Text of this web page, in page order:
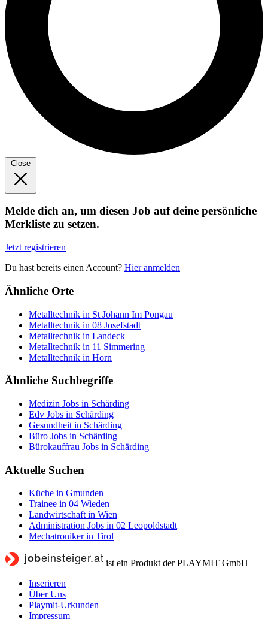
Close
Melde dich an, um diesen Job auf deine persönliche
Merkliste zu setzen.
Jetzt registrieren
Du hast bereits einen Account? Hier anmelden
Ähnliche Orte
Metalltechnik in St Johann Im Pongau
Metalltechnik in 08 Josefstadt
Metalltechnik in Landeck
Metalltechnik in 11 Simmering
Metalltechnik in Horn
Ähnliche Suchbegriffe
Medizin Jobs in Schärding
Edv Jobs in Schärding
Gesundheit in Schärding
Büro Jobs in Schärding
Bürokauffrau Jobs in Schärding
Aktuelle Suchen
Küche in Gmunden
Trainee in 04 Wieden
Landwirtschaft in Wien
Administration Jobs in 02 Leopoldstadt
Mechatroniker in Tirol
ist ein Produkt der PLAYMIT GmbH
Inserieren
Über Uns
Playmit-Urkunden
Impressum